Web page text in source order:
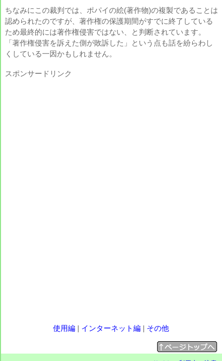
ちなみにこの裁判では、ポパイの絵(著作物)の複製であることは
認められたのですが、著作権の保護期間がすでに終了している
ため最終的には著作権侵害ではない、と判断されています。
「著作権侵害を訴えた側が敗訴した」という点も話を紛らわし
くしている一因かもしれません。
スポンサードリンク
使用編 | インターネット編 | その他